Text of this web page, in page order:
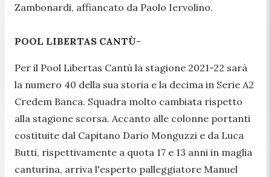
Zambonardi, affiancato da Paolo Iervolino.
POOL LIBERTAS CANTÙ-
Per il Pool Libertas Cantù la stagione 2021-22 sarà
la numero 40 della sua storia e la decima in Serie A2
Credem Banca. Squadra molto cambiata rispetto
alla stagione scorsa. Accanto alle colonne portanti
costituite dal Capitano Dario Monguzzi e da Luca
Butti, rispettivamente a quota 17 e 13 anni in maglia
canturina, arriva l'esperto palleggiatore Manuel